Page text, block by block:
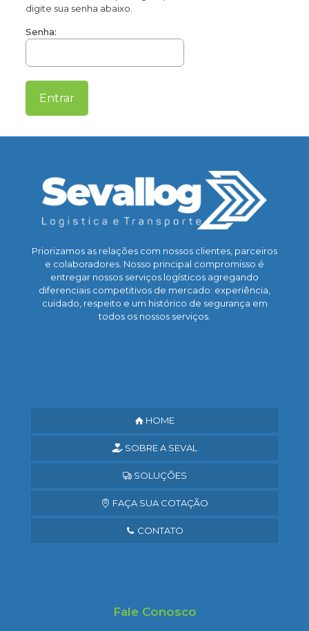
digite sua senha abaixo.
Senha:
Priorizamos as relações com nossos clientes, parceiros
e colaboradores. Nosso principal compromisso é
entregar nossos serviços logísticos agregando
diferenciais competitivos de mercado: experiência,
cuidado, respeito e um histórico de segurança em
todos os nossos serviços.
HOME
SOBRE A SEVAL
SOLUÇÕES
FAÇA SUA COTAÇÃO
CONTATO
Fale Conosco